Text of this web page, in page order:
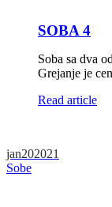
SOBA 4
Soba sa dva
Grejanje je
Read article
jan202021
Sobe